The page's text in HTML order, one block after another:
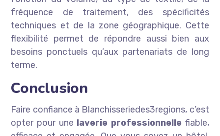
fréquence de traitement, des spécificités
techniques et de la zone géographique. Cette
flexibilité permet de répondre aussi bien aux
besoins ponctuels qu’aux partenariats de long
terme.
Conclusion
Faire confiance à Blanchisseriedes3regions, c’est
opter pour une laverie professionnelle fiable,